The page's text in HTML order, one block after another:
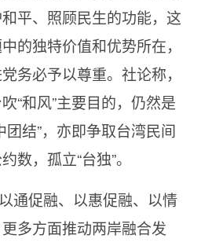
平、照顾民生的功能，这
的独特价值和优势所在，
务必予以尊重。社论称，
“和风”主要目的，仍然是
团结”，亦即争取台湾民间
数，孤立“台独”。
通促融、以惠促融、以情
多方面推动两岸融合发